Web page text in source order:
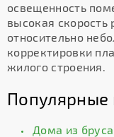
освещенность
высокая скорость
относительно
корректировки
жилого строения.
Популярные
Дома из